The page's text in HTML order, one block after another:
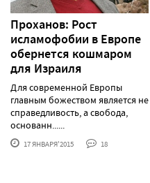
Проханов: Рост
исламофобии в Европе
обернется кошмаром
для Израиля
Для современной Европы
главным божеством является не
справедливость, а свобода,
основанн......
17 ЯНВАРЯ'2015 18